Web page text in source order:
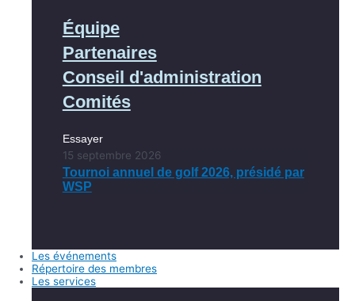
Équipe
Partenaires
Conseil d'administration
Comités
Essayer
15 septembre 2026
Tournoi annuel de golf 2026, présidé par
WSP
Les événements
Répertoire des membres
Les services